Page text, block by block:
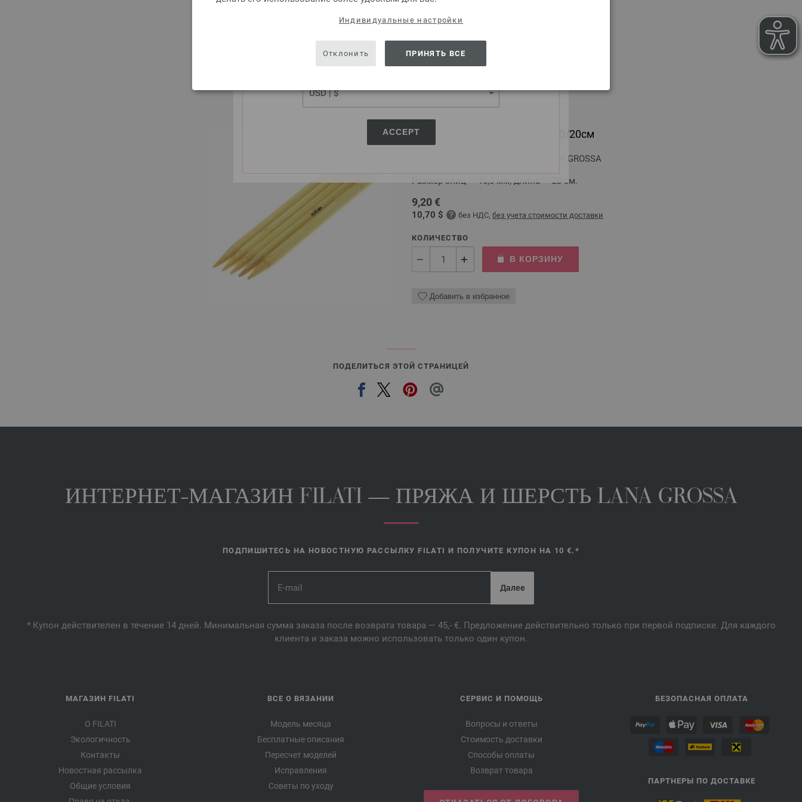
SHIPPING TO
USA - The United States of America
ACCEPT
Индивидуальные настройки
Отклонить ПРИНЯТЬ ВСЕ
КОЛИЧЕСТВО
Спицы чулочные, бамбук №10/20см
Бамбуковые чулочные спицы LANA GROSSA
Размер спиц — 10,0 мм, длина — 20 см.
9,20 €
10,70 $ без НДС, без учета стоимости доставки
КОЛИЧЕСТВО
В КОРЗИНУ
Добавить в избранное
ПОДЕЛИТЬСЯ ЭТОЙ СТРАНИЦЕЙ
ИНТЕРНЕТ-МАГАЗИН FILATI — ПРЯЖА И ШЕРСТЬ LANA GROSSA
ПОДПИШИТЕСЬ НА НОВОСТНУЮ РАССЫЛКУ FILATI И ПОЛУЧИТЕ КУПОН НА 10 €.*
* Купон действителен в течение 14 дней. Минимальная сумма заказа после возврата товара — 45,- €. Предложение действительно только при первой подписке. Для каждого
клиента и заказа можно использовать только один купон.
МАГАЗИН FILATI
О FILATI
Экологичность
Контакты
Новостная рассылка
Общие условия
ВСЕ О ВЯЗАНИИ
Модель месяца
Бесплатные описания
Пересчет моделей
Исправления
Советы по уходу
СЕРВИС И ПОМОЩЬ
Вопросы и ответы
Стоимость доставки
Способы оплаты
Возврат товара
БЕЗОПАСНАЯ ОПЛАТА
ПАРТНЕРЫ ПО ДОСТАВКЕ